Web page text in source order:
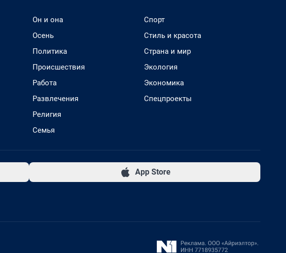
Он и она
Осень
Политика
Происшествия
Работа
Развлечения
Религия
Семья
Спорт
Стиль и красота
Страна и мир
Экология
Экономика
Спецпроекты
App Store